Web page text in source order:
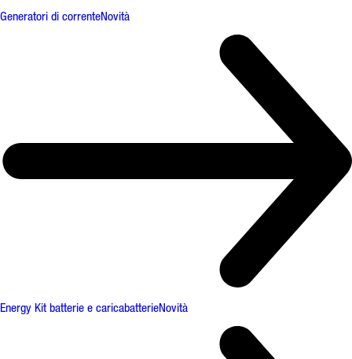
Generatori di correnteNovità
Energy Kit batterie e caricabatterieNovità